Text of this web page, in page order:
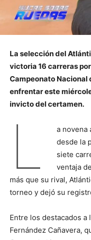
La selección del
victoria 16 carreras
Campeonato Nacional
enfrentar este
invicto del certamen.
L
a novena
desde la
siete
ventaja
más que su rival,
torneo y dejó su
Entre los destacados
Fernández Cañavera,